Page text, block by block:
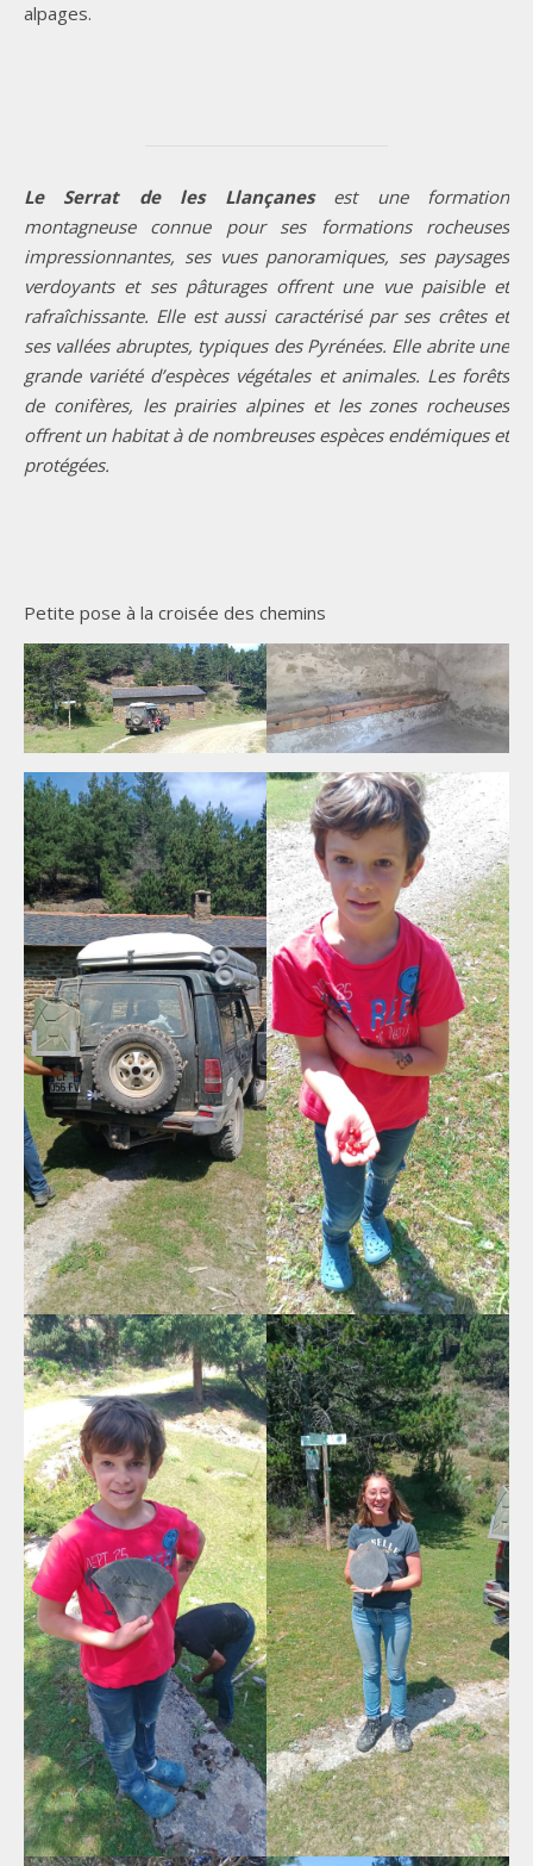
alpages.
Le Serrat de les Llançanesest une formation
montagneuse connue pour ses formations rocheuses
impressionnantes, ses vues panoramiques, ses paysages
verdoyants et ses pâturages offrent une vue paisible et
rafraîchissante. Elle est aussi caractérisé par ses crêtes et
ses vallées abruptes, typiques des Pyrénées. Elle abrite une
grande variété d’espèces végétales et animales. Les forêts
de conifères, les prairies alpines et les zones rocheuses
offrent un habitat à de nombreuses espèces endémiques et
protégées.
Petite pose à la croisée des chemins